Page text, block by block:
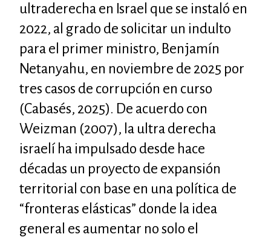
ultraderecha en Israel que se instaló en
2022, al grado de solicitar un indulto
para el primer ministro, Benjamín
Netanyahu, en noviembre de 2025 por
tres casos de corrupción en curso
(Cabasés, 2025). De acuerdo con
Weizman (2007), la ultra derecha
israelí ha impulsado desde hace
décadas un proyecto de expansión
territorial con base en una política de
“fronteras elásticas” donde la idea
general es aumentar no solo el